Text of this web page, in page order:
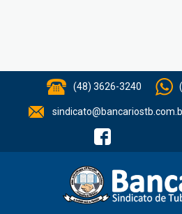
(48) 3626-3240